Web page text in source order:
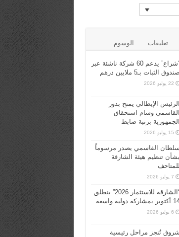
تعليقات الوسوم
“شراع” يدعم 60 شركة ناشئة عبر
صندوق الثبات بـ5 ملايين درهم
22 يوليو 2026
الرئيس الإيطالي يمنح بدور
القاسمي وسام استحقاق
الجمهورية برتبة ضابط
15 يوليو 2026
سلطان القاسمي يصدر مرسوماً
بشأن تنظيم هيئة الشارقة
للمتاحف
7 يوليو 2026
“الشارقة للاستثمار 2026” ينطلق
بمشاركة دولية واسعة
6 يوليو 2026
شروق تُنجز مراحل رئيسية